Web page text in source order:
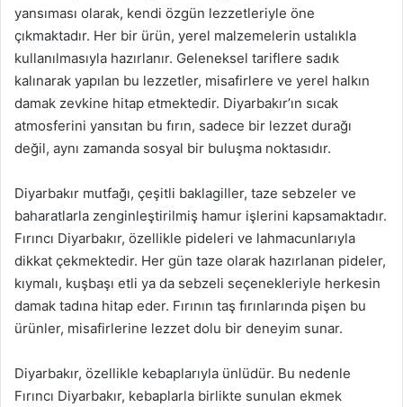
yansıması olarak, kendi özgün lezzetleriyle öne
çıkmaktadır. Her bir ürün, yerel malzemelerin ustalıkla
kullanılmasıyla hazırlanır. Geleneksel tariflere sadık
kalınarak yapılan bu lezzetler, misafirlere ve yerel halkın
damak zevkine hitap etmektedir. Diyarbakır’ın sıcak
atmosferini yansıtan bu fırın, sadece bir lezzet durağı
değil, aynı zamanda sosyal bir buluşma noktasıdır.
Diyarbakır mutfağı, çeşitli baklagiller, taze sebzeler ve
baharatlarla zenginleştirilmiş hamur işlerini kapsamaktadır.
Fırıncı Diyarbakır, özellikle pideleri ve lahmacunlarıyla
dikkat çekmektedir. Her gün taze olarak hazırlanan pideler,
kıymalı, kuşbaşı etli ya da sebzeli seçenekleriyle herkesin
damak tadına hitap eder. Fırının taş fırınlarında pişen bu
ürünler, misafirlerine lezzet dolu bir deneyim sunar.
Diyarbakır, özellikle kebaplarıyla ünlüdür. Bu nedenle
Fırıncı Diyarbakır, kebaplarla birlikte sunulan ekmek